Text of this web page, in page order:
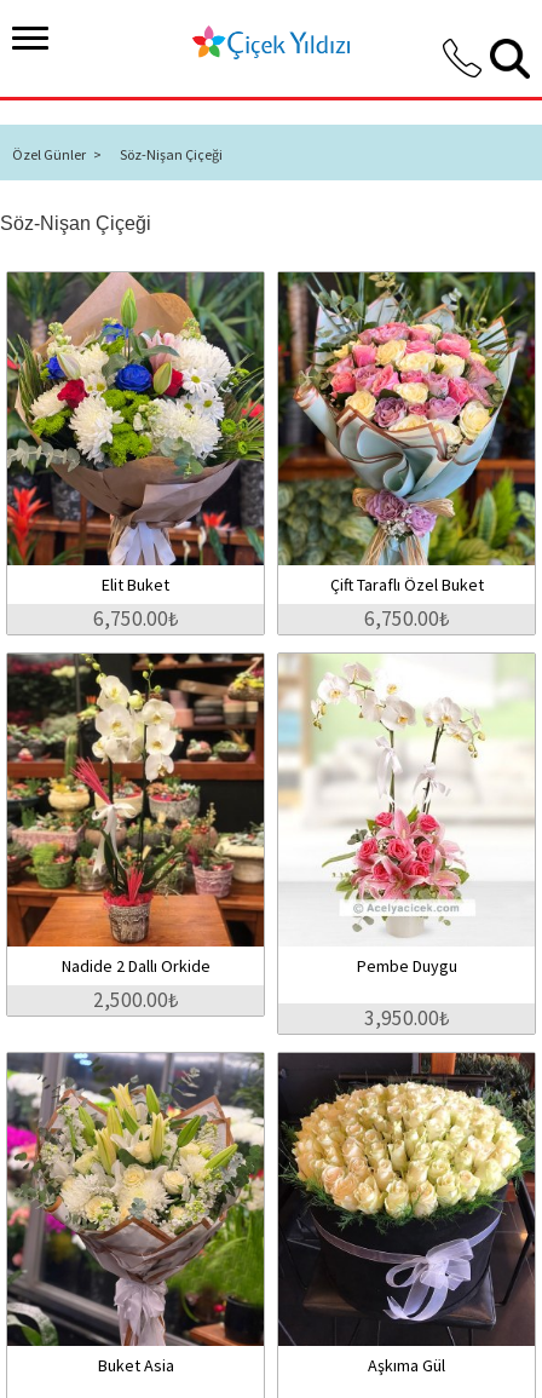
Özel Günler > Söz-Nişan Çiçeği
Söz-Nişan Çiçeği
Elit Buket
6,750.00₺
Çift Taraflı Özel Buket
6,750.00₺
Nadide 2 Dallı Orkide
2,500.00₺
Pembe Duygu
3,950.00₺
Buket Asia Aşkıma Gül